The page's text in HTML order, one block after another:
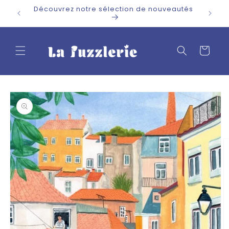
passer
contenu
Découvrez notre sélection de nouveautés
Panier
Passer aux
informations
produits